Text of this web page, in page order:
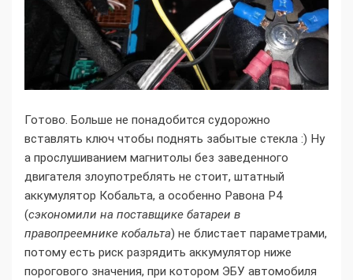
Готово. Больше не понадобится судорожно
вставлять ключ чтобы поднять забытые стекла :) Ну
а прослушиванием магнитолы без заведенного
двигателя злоупотреблять не стоит, штатный
аккумулятор Кобальта, а особенно Равона Р4
(сэкономили на поставщике батареи в
правопреемнике кобальта) не блистает параметрами,
потому есть риск разрядить аккумулятор ниже
порогового значения, при котором ЭБУ автомобиля